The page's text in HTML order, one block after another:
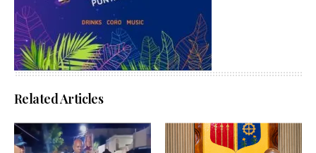
Related Articles